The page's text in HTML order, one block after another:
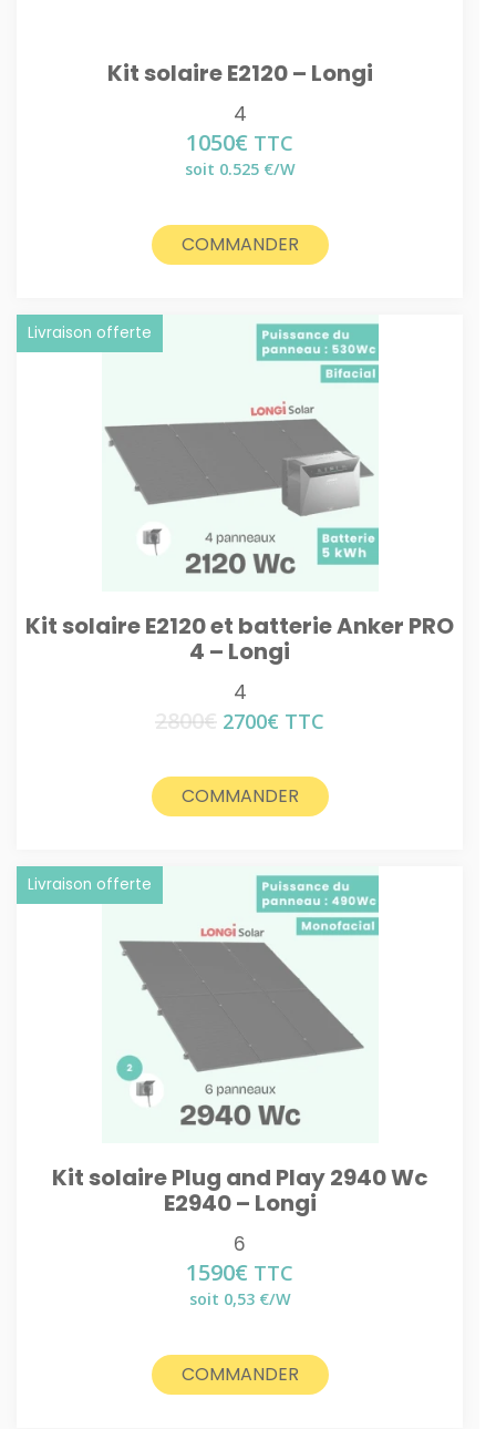
Kit solaire E2120 – Longi
4
1050€ TTC
soit 0.525 €/W
COMMANDER
Kit solaire E2120 et batterie Anker PRO
4 – Longi
Livraison offerte
4
2800€ Le
était :
2800€.
2700€ Le
est :
2700€.
TTC
COMMANDER
Kit solaire Plug and Play 2940 Wc
E2940 – Longi
Livraison offerte
6
1590€ TTC
soit 0,53 €/W
COMMANDER